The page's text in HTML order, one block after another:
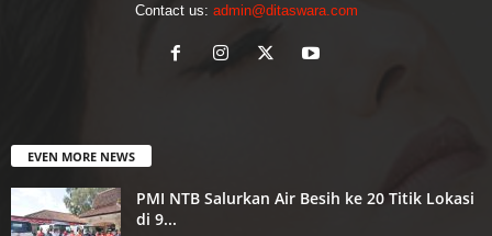
Contact us: admin@ditaswara.com
EVEN MORE NEWS
PMI NTB Salurkan Air Besih ke 20 Titik Lokasi
di 9...